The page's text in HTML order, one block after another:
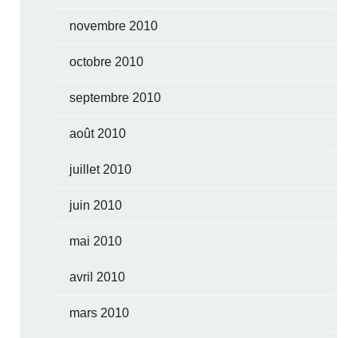
novembre 2010
octobre 2010
septembre 2010
août 2010
juillet 2010
juin 2010
mai 2010
avril 2010
mars 2010